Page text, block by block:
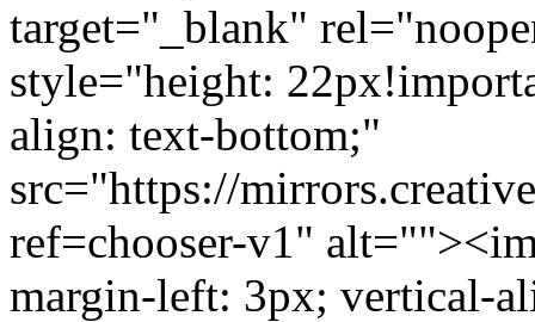
target="_blank"
style="height:
align: text-bottom;"
src="https://
ref=chooser-v1"
margin-left: 3px; vertical-